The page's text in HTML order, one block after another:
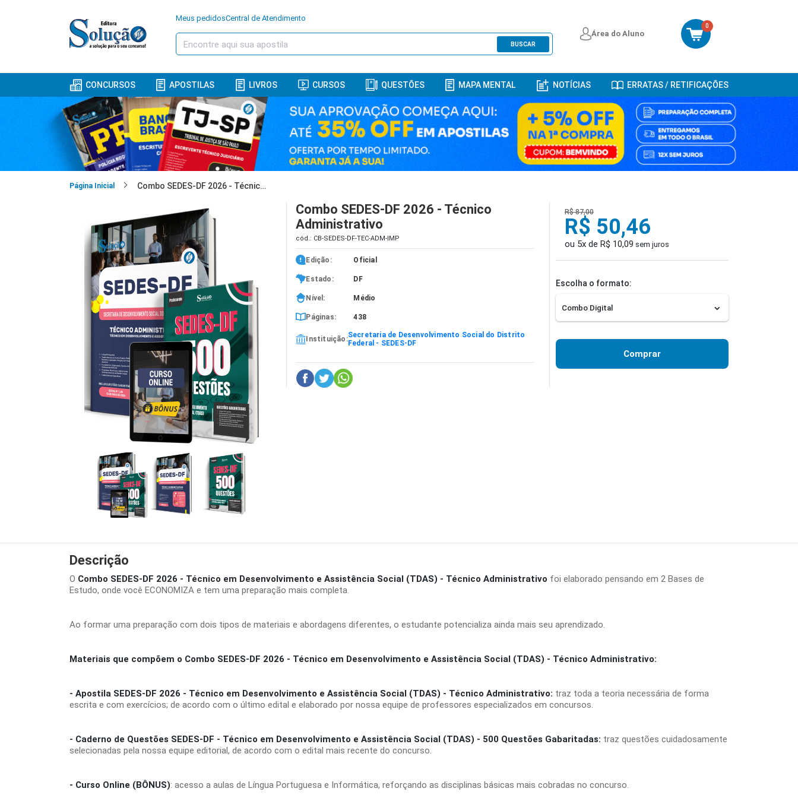
Meus pedidosCentral de Atendimento
BUSCAR
Área do Aluno
0
CONCURSOS APOSTILAS LIVROS CURSOS QUESTÕES MAPA MENTAL NOTÍCIAS ERRATAS / RETIFICAÇÕES
Página Inicial Combo SEDES-DF 2026 - Técnico Administrativo
Combo SEDES-DF 2026 - Técnico
Administrativo
cód.: CB-SEDES-DF-TEC-ADM-IMP
Edição: Oficial
Estado: DF
Nível: Médio
Páginas: 438
Instituição:Secretaria de Desenvolvimento Social do Distrito
Federal - SEDES-DF
R$ 87,00
R$ 50,46
ou 5x de R$ 10,09 sem juros
Escolha o formato:
Comprar
Descrição
O Combo SEDES-DF 2026 - Técnico em Desenvolvimento e Assistência Social (TDAS) - Técnico Administrativo foi elaborado pensando em 2 Bases de
Estudo, onde você ECONOMIZA e tem uma preparação mais completa.
Ao formar uma preparação com dois tipos de materiais e abordagens diferentes, o estudante potencializa ainda mais seu aprendizado.
Materiais que compõem o Combo SEDES-DF 2026 - Técnico em Desenvolvimento e Assistência Social (TDAS) - Técnico Administrativo:
- Apostila SEDES-DF 2026 - Técnico em Desenvolvimento e Assistência Social (TDAS) - Técnico Administrativo: traz toda a teoria necessária de forma
escrita e com exercícios; de acordo com o último edital e elaborado por nossa equipe de professores especializados em concursos.
- Caderno de Questões SEDES-DF - Técnico em Desenvolvimento e Assistência Social (TDAS) - 500 Questões Gabaritadas: traz questões cuidadosamente
selecionadas pela nossa equipe editorial, de acordo com o edital mais recente do concurso.
- Curso Online (BÔNUS): acesso a aulas de Língua Portuguesa e Informática, reforçando as disciplinas básicas mais cobradas no concurso.